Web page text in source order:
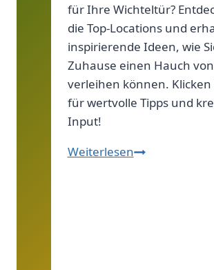
für Ihre Wichteltür?
die Top-Locations und
inspirierende Ideen, wie
Zuhause einen Hauch
verleihen können. Klicken
für wertvolle Tipps und
Input!
WeiterlesenWunderbare